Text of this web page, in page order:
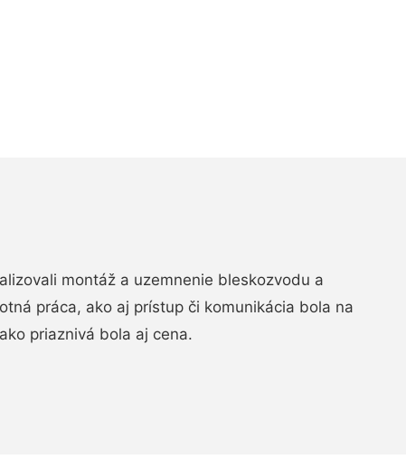
montáž a uzemnenie bleskozvodu a
práca, ako aj prístup či komunikácia bola na
priaznivá bola aj cena.